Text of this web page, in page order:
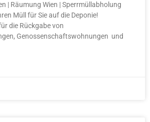
| Räumung Wien | Sperrmüllabholung
Müll für Sie auf die Deponie!
die Rückgabe von
Genossenschaftswohnungen und